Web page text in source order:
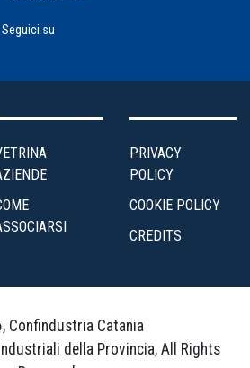
Seguici su
PRIVACY
POLICY
COOKIE POLICY
CREDITS
Confindustria Catania
della Provincia, All Rights